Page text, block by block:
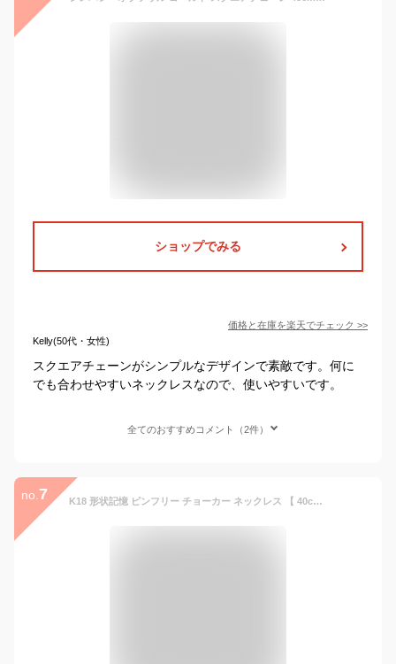
ショップでみる
価格と在庫を楽天でチェック >>
Kelly(50代・女性)
スクエアチェーンがシンプルなデザインで素敵です。何に
でも合わせやすいネックレスなので、使いやすいです。
全てのおすすめコメント（2件）
no. 7 K18 形状記憶 ピンフリー チョーカー ネックレス 【 40cm ＋ 5cm 】 18K 18金 ゴールド ピンクゴールド ホワイトゴールド PG WG あずき あづき アズキ 長さ調節 スライド 女性 レディース 【あす楽対応】